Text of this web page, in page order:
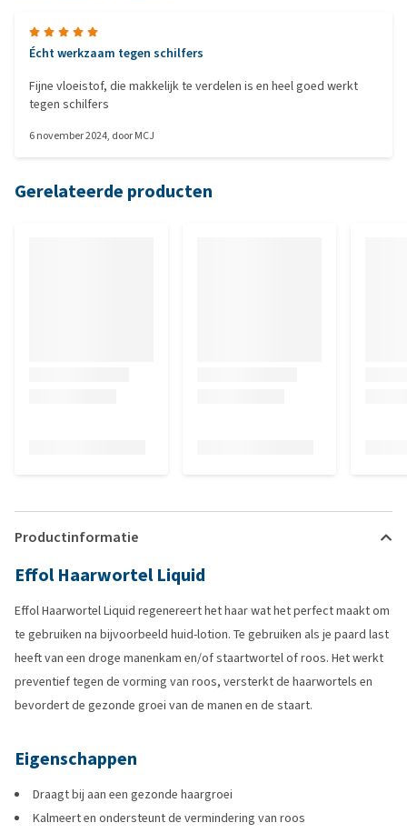
Écht werkzaam tegen schilfers
Fijne vloeistof, die makkelijk te verdelen is en heel goed werkt
tegen schilfers
6 november 2024, doorMCJ
Gerelateerde producten
Productinformatie
Effol Haarwortel Liquid
Effol Haarwortel Liquid regenereert het haar wat het perfect maakt om
te gebruiken na bijvoorbeeld huid-lotion. Te gebruiken als je paard last
heeft van een droge manenkam en/of staartwortel of roos. Het werkt
preventief tegen de vorming van roos, versterkt de haarwortels en
bevordert de gezonde groei van de manen en de staart.
Eigenschappen
Draagt bij aan een gezonde haargroei
Kalmeert en ondersteunt de vermindering van roos